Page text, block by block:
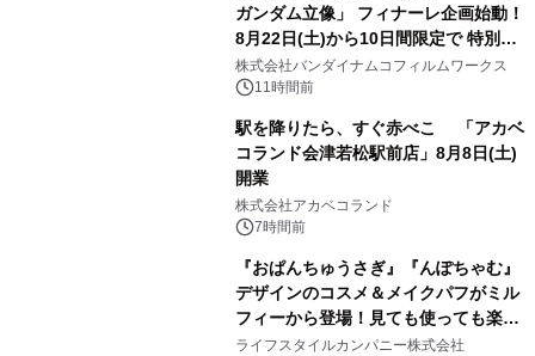
ガンダム立像」 フィナーレ企画始動！
8月22日(土)から10日間限定で 特別映
像『UNICORN GUNDAM Statue ―
BEYOND POSSIBILITY ―』を上映！
株式会社バンダイナムコフィルムワークス
11時間前
駅を降りたら、すぐ赤べこ 「アカベ
コランド会津若松駅前店」8月8日(土)
開業
株式会社アカベコランド
7時間前
『おぱんちゅうさぎ』『んぽちゃむ』
デザインのコスメ＆メイクパフがミル
フィーから登場！見ても使っても楽し
い、ポップでキュートなコレクショ
ライフスタイルカンパニー株式会社